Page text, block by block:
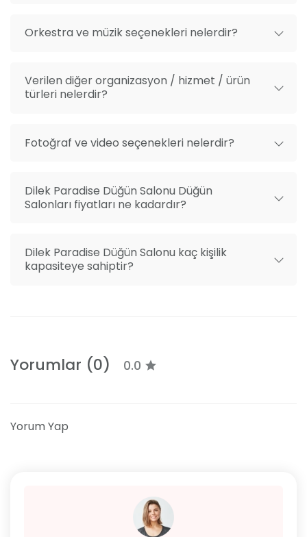
Orkestra ve müzik seçenekleri nelerdir?
Verilen diğer organizasyon / hizmet / ürün
türleri nelerdir?
Fotoğraf ve video seçenekleri nelerdir?
Dilek Paradise Düğün Salonu Düğün
Salonları fiyatları ne kadardır?
Dilek Paradise Düğün Salonu kaç kişilik
kapasiteye sahiptir?
Yorumlar (0) 0.0
Yorum Yap